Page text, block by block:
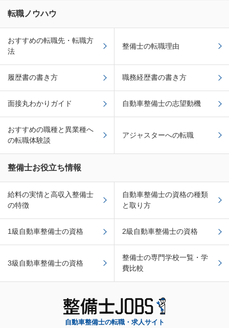
転職ノウハウ
おすすめの転職先・転職方
法
整備士の転職理由
履歴書の書き方 職務経歴書の書き方
面接丸わかりガイド 自動車整備士の志望動機
おすすめの職種と異業種へ
の転職体験談
アジャスターへの転職
整備士お役立ち情報
給料の実情と高収入整備士
の特徴
自動車整備士の資格の種類
と取り方
1級自動車整備士の資格 2級自動車整備士の資格
3級自動車整備士の資格
整備士の専門学校一覧・学
費比較
自動車整備士の転職・求人サイト